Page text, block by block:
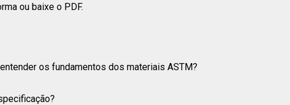
ou baixe o PDF.
os fundamentos dos materiais ASTM?